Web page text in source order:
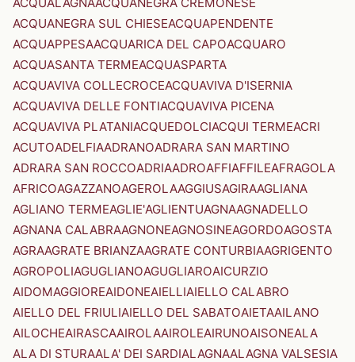
ACQUANEGRA SUL CHIESEACQUAPENDENTE
ACQUAPPESAACQUARICA DEL CAPOACQUARO
ACQUASANTA TERMEACQUASPARTA
ACQUAVIVA COLLECROCEACQUAVIVA D'ISERNIA
ACQUAVIVA DELLE FONTIACQUAVIVA PICENA
ACQUAVIVA PLATANIACQUEDOLCIACQUI TERMEACRI
ACUTOADELFIAADRANOADRARA SAN MARTINO
ADRARA SAN ROCCOADRIAADROAFFIAFFILEAFRAGOLA
AFRICOAGAZZANOAGEROLAAGGIUSAGIRAAGLIANA
AGLIANO TERMEAGLIE'AGLIENTUAGNAAGNADELLO
AGNANA CALABRAAGNONEAGNOSINEAGORDOAGOSTA
AGRAAGRATE BRIANZAAGRATE CONTURBIAAGRIGENTO
AGROPOLIAGUGLIANOAGUGLIAROAICURZIO
AIDOMAGGIOREAIDONEAIELLIAIELLO CALABRO
AIELLO DEL FRIULIAIELLO DEL SABATOAIETAAILANO
AILOCHEAIRASCAAIROLAAIROLEAIRUNOAISONEALA
ALA DI STURAALA' DEI SARDIALAGNAALAGNA VALSESIA